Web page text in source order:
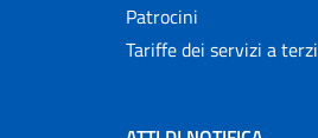
Patrocini
Tariffe dei servizi a terzi